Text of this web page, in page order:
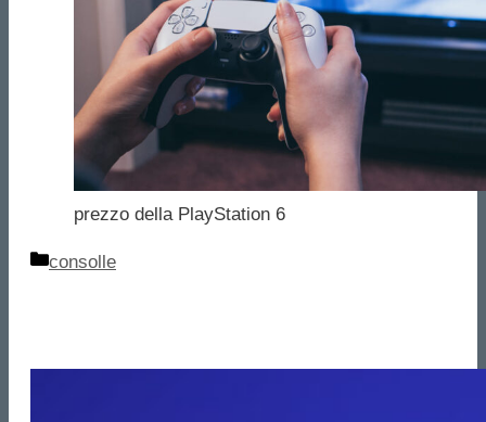
prezzo della PlayStation 6
Categorie
consolle